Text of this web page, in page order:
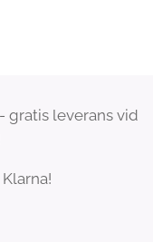
gratis leverans vid